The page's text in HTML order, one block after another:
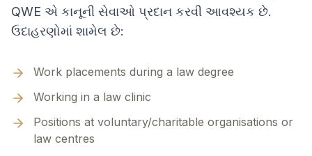
QWE એ કાનૂની સેવાઓ પ્રદાન કરવી આવશ્યક છે.
ઉદાહરણોમાં શામેલ છે:
Work placements during a law degree
Working in a law clinic
Positions at voluntary/charitable organisations or
law centres